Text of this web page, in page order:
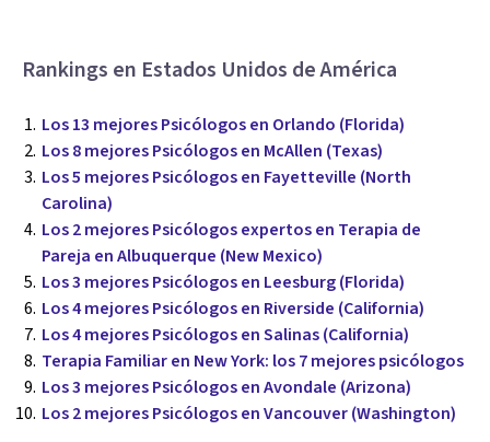
Rankings en Estados Unidos de América
Los 13 mejores Psicólogos en Orlando (Florida)
Los 8 mejores Psicólogos en McAllen (Texas)
Los 5 mejores Psicólogos en Fayetteville (North
Carolina)
Los 2 mejores Psicólogos expertos en Terapia de
Pareja en Albuquerque (New Mexico)
Los 3 mejores Psicólogos en Leesburg (Florida)
Los 4 mejores Psicólogos en Riverside (California)
Los 4 mejores Psicólogos en Salinas (California)
Terapia Familiar en New York: los 7 mejores psicólogos
Los 3 mejores Psicólogos en Avondale (Arizona)
Los 2 mejores Psicólogos en Vancouver (Washington)